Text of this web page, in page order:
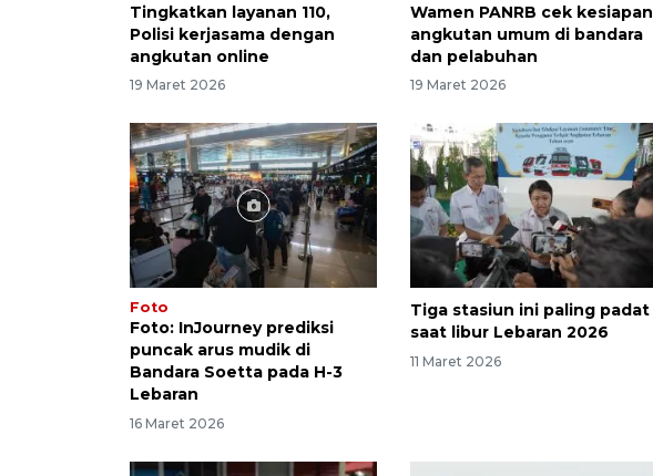
Tingkatkan layanan 110,
Polisi kerjasama dengan
angkutan online
19 Maret 2026
Wamen PANRB cek kesiapan
angkutan umum di bandara
dan pelabuhan
19 Maret 2026
Foto
Foto: InJourney prediksi
puncak arus mudik di
Bandara Soetta pada H-3
Lebaran
16 Maret 2026
Tiga stasiun ini paling padat
saat libur Lebaran 2026
11 Maret 2026